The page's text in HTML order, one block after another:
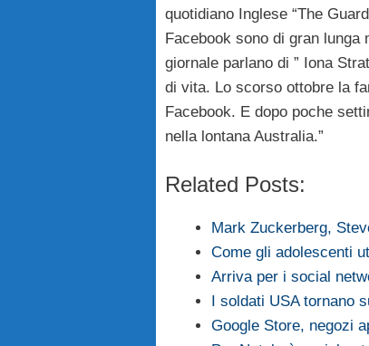
quotidiano Inglese “The
Facebook sono di gran
giornale parlano di ” Iona
di vita. Lo scorso ottobre la
Facebook. E dopo poche
nella lontana Australia.”
Related Posts:
Mark Zuckerberg,
Come gli adolescenti
Arriva per i social
I soldati USA tornano
Google Store, negozi